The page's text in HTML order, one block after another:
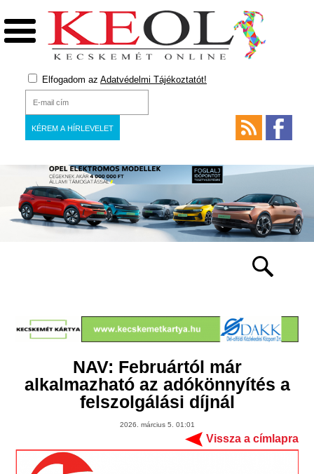
Elfogadom az Adatvédelmi Tájékoztatót!
NAV: Februártól már
alkalmazható az adókönnyítés a
felszolgálási díjnál
2026. március 5. 01:01
Vissza a címlapra